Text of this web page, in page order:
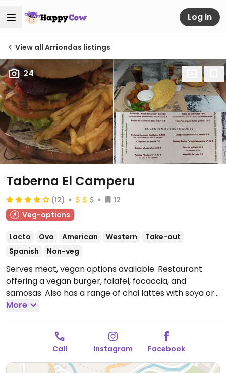
Log in
View all Arriondas listings
24
Taberna El Camperu
(12)
12
Veg-options
Lacto Ovo American Western
Take-out
Spanish
Non-veg
Serves meat, vegan options available. Restaurant
offering a vegan burger, falafel, focaccia, and
samosas. Also has a range of chai lattes with soya or
almond milk.
More
Call Instagram Facebook